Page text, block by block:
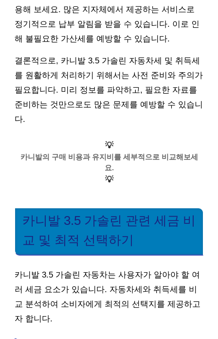
용해 보세요. 많은 지자체에서 제공하는 서비스로
정기적으로 납부 알림을 받을 수 있습니다. 이로 인
해 불필요한 가산세를 예방할 수 있습니다.
결론적으로, 카니발 3.5 가솔린 자동차세 및 취득세
를 원활하게 처리하기 위해서는 사전 준비와 주의가
필요합니다. 미리 정보를 파악하고, 필요한 자료를
준비하는 것만으로도 많은 문제를 예방할 수 있습니
다.
💡
카니발의 구매 비용과 유지비를 세부적으로 비교해보세
요.
💡
카니발 3.5 가솔린 관련 세금 비
교 및 최적 선택하기
카니발 3.5 가솔린 자동차는 사용자가 알아야 할 여
러 세금 요소가 있습니다. 자동차세와 취득세를 비
교 분석하여 소비자에게 최적의 선택지를 제공하고
자 합니다.